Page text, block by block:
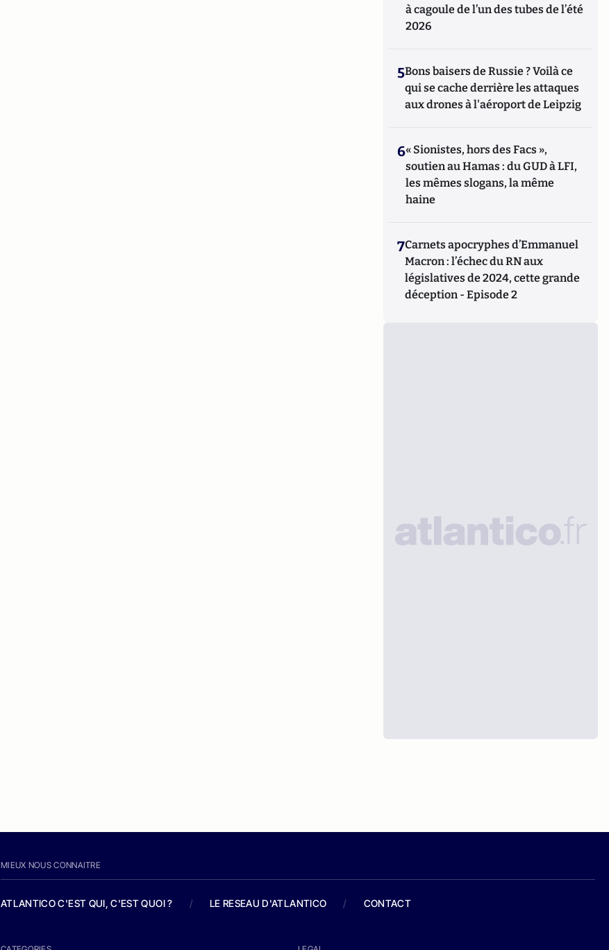
à cagoule de l’un des tubes de l’été
2026
5Bons baisers de Russie ? Voilà ce
qui se cache derrière les attaques
aux drones à l'aéroport de Leipzig
6« Sionistes, hors des Facs »,
soutien au Hamas : du GUD à LFI,
les mêmes slogans, la même
haine
7Carnets apocryphes d’Emmanuel
Macron : l’échec du RN aux
législatives de 2024, cette grande
déception - Episode 2
MIEUX NOUS CONNAITRE
ATLANTICO C'EST QUI, C'EST QUOI ? / LE RESEAU D'ATLANTICO / CONTACT